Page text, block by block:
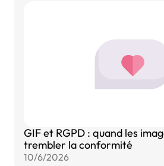
GIF et RGPD : quand les
trembler la conformité
10/6/2026